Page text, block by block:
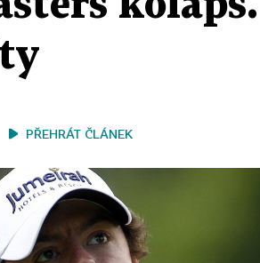
PŘEHRÁT ČLÁNEK